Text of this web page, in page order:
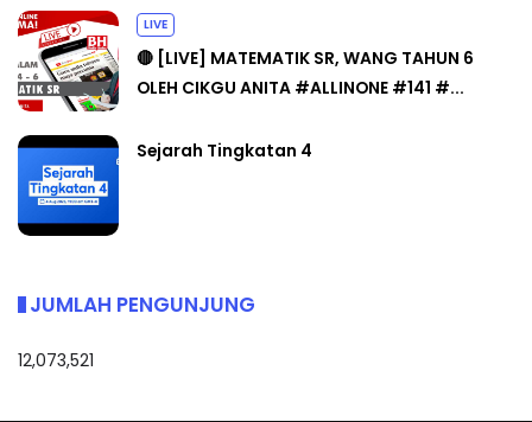
LIVE
🔴 [LIVE] MATEMATIK SR, WANG TAHUN 6
OLEH CIKGU ANITA #ALLINONE #141 #...
Sejarah Tingkatan 4
JUMLAH PENGUNJUNG
12,073,521